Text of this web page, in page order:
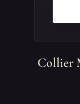
Collier